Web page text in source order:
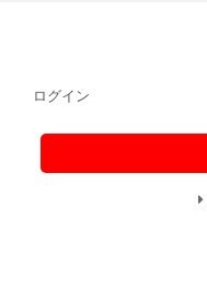
ログイン